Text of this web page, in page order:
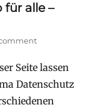
für alle –
Seite lassen
Datenschutz